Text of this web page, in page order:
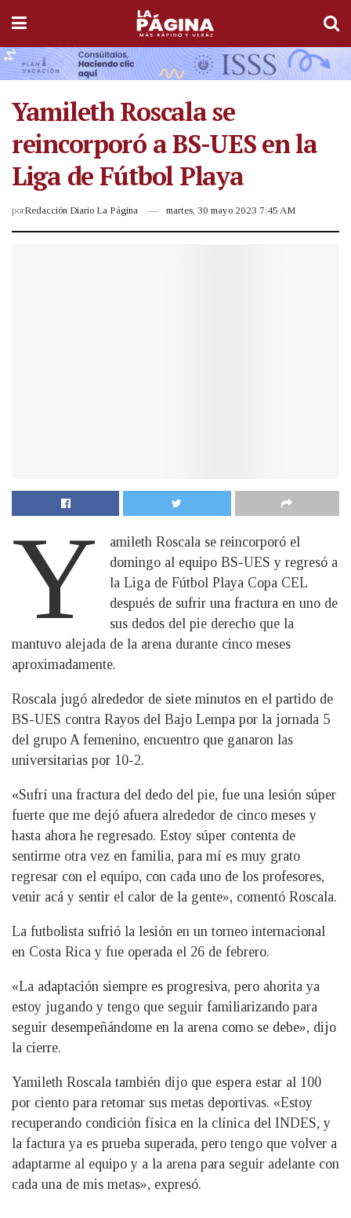
Yamileth Roscala se
reincorporó a BS-UES en la
Liga de Fútbol Playa
porRedacción Diario La Página martes, 30 mayo 2023 7:45 AM
Y
amileth Roscala se reincorporó el
domingo al equipo BS-UES y regresó a
la Liga de Fútbol Playa Copa CEL
después de sufrir una fractura en uno de
sus dedos del pie derecho que la
mantuvo alejada de la arena durante cinco meses
aproximadamente.
Roscala jugó alrededor de siete minutos en el partido de
BS-UES contra Rayos del Bajo Lempa por la jornada 5
del grupo A femenino, encuentro que ganaron las
universitarias por 10-2.
«Sufrí una fractura del dedo del pie, fue una lesión súper
fuerte que me dejó afuera alrededor de cinco meses y
hasta ahora he regresado. Estoy súper contenta de
sentirme otra vez en familia, para mí es muy grato
regresar con el equipo, con cada uno de los profesores,
venir acá y sentir el calor de la gente», comentó Roscala.
La futbolista sufrió la lesión en un torneo internacional
en Costa Rica y fue operada el 26 de febrero.
«La adaptación siempre es progresiva, pero ahorita ya
estoy jugando y tengo que seguir familiarizando para
seguir desempeñándome en la arena como se debe», dijo
la cierre.
Yamileth Roscala también dijo que espera estar al 100
por ciento para retomar sus metas deportivas. «Estoy
recuperando condición física en la clínica del INDES, y
la factura ya es prueba superada, pero tengo que volver a
adaptarme al equipo y a la arena para seguir adelante con
cada una de mis metas», expresó.